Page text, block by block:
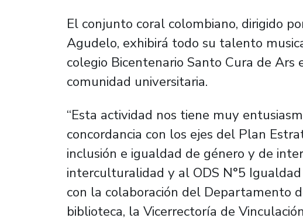
El conjunto coral colombiano, dirigido
Agudelo, exhibirá todo su talento
colegio Bicentenario Santo Cura de
comunidad universitaria.
“Esta actividad nos tiene muy
concordancia con los ejes del Plan
inclusión e igualdad de género y de
interculturalidad y al ODS N°5
con la colaboración del Departamento
biblioteca, la Vicerrectoría de